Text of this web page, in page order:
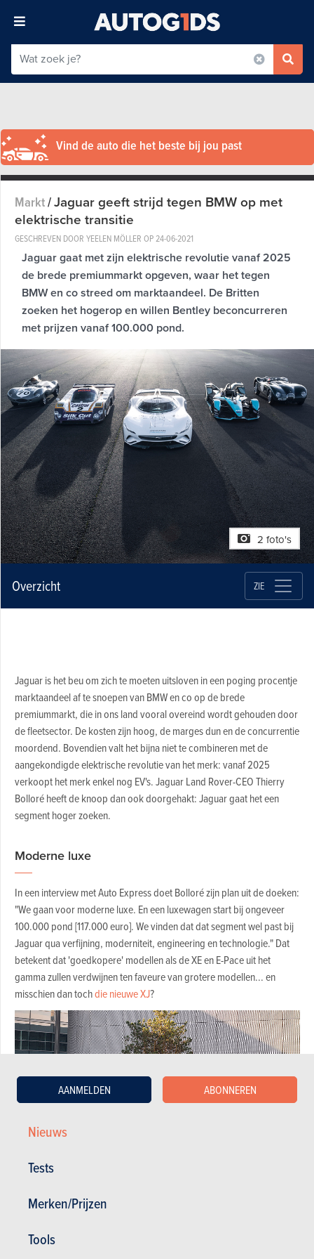
Nieuws
Tests
Merken/Prijzen
Tools
AANMELDEN ABONNEREN
Vind de auto die het beste bij jou past
Markt/Jaguar geeft strijd tegen BMW op met
elektrische transitie
GESCHREVEN DOOR YEELEN MÖLLER OP 24-06-2021
Jaguar gaat met zijn elektrische revolutie vanaf 2025
de brede premiummarkt opgeven, waar het tegen
BMW en co streed om marktaandeel. De Britten
zoeken het hogerop en willen Bentley beconcurreren
met prijzen vanaf 100.000 pond.
2 foto's
Overzicht ZIE
Jaguar is het beu om zich te moeten uitsloven in een poging procentje
marktaandeel af te snoepen van BMW en co op de brede
premiummarkt, die in ons land vooral overeind wordt gehouden door
de fleetsector. De kosten zijn hoog, de marges dun en de concurrentie
moordend. Bovendien valt het bijna niet te combineren met de
aangekondigde elektrische revolutie van het merk: vanaf 2025
verkoopt het merk enkel nog EV's. Jaguar Land Rover-CEO Thierry
Bolloré heeft de knoop dan ook doorgehakt: Jaguar gaat het een
segment hoger zoeken.
Moderne luxe
In een interview met Auto Express doet Bolloré zijn plan uit de doeken:
"We gaan voor moderne luxe. En een luxewagen start bij ongeveer
100.000 pond [117.000 euro]. We vinden dat dat segment wel past bij
Jaguar qua verfijning, moderniteit, engineering en technologie." Dat
betekent dat 'goedkopere' modellen als de XE en E-Pace uit het
gamma zullen verdwijnen ten faveure van grotere modellen... en
misschien dan tochdie nieuwe XJ?
doet het zeer goed, het potentieel van het driedelige gamma met